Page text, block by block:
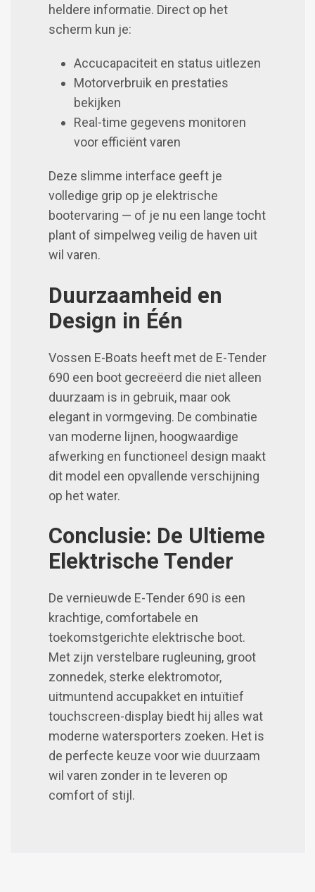
heldere informatie. Direct op het
scherm kun je:
Accucapaciteit en status uitlezen
Motorverbruik en prestaties
bekijken
Real-time gegevens monitoren
voor efficiënt varen
Deze slimme interface geeft je
volledige grip op je elektrische
bootervaring — of je nu een lange tocht
plant of simpelweg veilig de haven uit
wil varen.
Duurzaamheid en
Design in Één
Vossen E-Boats heeft met de E-Tender
690 een boot gecreëerd die niet alleen
duurzaam is in gebruik, maar ook
elegant in vormgeving. De combinatie
van moderne lijnen, hoogwaardige
afwerking en functioneel design maakt
dit model een opvallende verschijning
op het water.
Conclusie: De Ultieme
Elektrische Tender
De vernieuwde E-Tender 690 is een
krachtige, comfortabele en
toekomstgerichte elektrische boot.
Met zijn verstelbare rugleuning, groot
zonnedek, sterke elektromotor,
uitmuntend accupakket en intuïtief
touchscreen-display biedt hij alles wat
moderne watersporters zoeken. Het is
de perfecte keuze voor wie duurzaam
wil varen zonder in te leveren op
comfort of stijl.